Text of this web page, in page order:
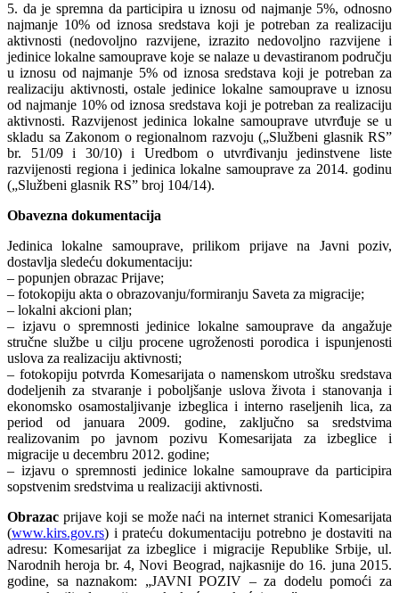
5. da je spremna da participira u iznosu od najmanje 5%, odnosno
najmanje 10% od iznosa sredstava koji je potreban za realizaciju
aktivnosti (nedovoljno razvijene, izrazito nedovoljno razvijene i
jedinice lokalne samouprave koje se nalaze u devastiranom području
u iznosu od najmanje 5% od iznosa sredstava koji je potreban za
realizaciju aktivnosti, ostale jedinice lokalne samouprave u iznosu
od najmanje 10% od iznosa sredstava koji je potreban za realizaciju
aktivnosti. Razvijenost jedinica lokalne samouprave utvrđuje se u
skladu sa Zakonom o regionalnom razvoju („Službeni glasnik RS”
br. 51/09 i 30/10) i Uredbom o utvrđivanju jedinstvene liste
razvijenosti regiona i jedinica lokalne samouprave za 2014. godinu
(„Službeni glasnik RS” broj 104/14).
Obavezna dokumentacija
Jedinica lokalne samouprave, prilikom prijave na Javni poziv,
dostavlja sledeću dokumentaciju:
– popunjen obrazac Prijave;
– fotokopiju akta o obrazovanju/formiranju Saveta za migracije;
– lokalni akcioni plan;
– izjavu o spremnosti jedinice lokalne samouprave da angažuje
stručne službe u cilju procene ugroženosti porodica i ispunjenosti
uslova za realizaciju aktivnosti;
– fotokopiju potvrda Komesarijata o namenskom utrošku sredstava
dodeljenih za stvaranje i poboljšanje uslova života i stanovanja i
ekonomsko osamostaljivanje izbeglica i interno raseljenih lica, za
period od januara 2009. godine, zaključno sa sredstvima
realizovanim po javnom pozivu Komesarijata za izbeglice i
migracije u decembru 2012. godine;
– izjavu o spremnosti jedinice lokalne samouprave da participira
sopstvenim sredstvima u realizaciji aktivnosti.
Obrazac prijave koji se može naći na internet stranici Komesarijata
(www.kirs.gov.rs) i prateću dokumentaciju potrebno je dostaviti na
adresu: Komesarijat za izbeglice i migracije Republike Srbije, ul.
Narodnih heroja br. 4, Novi Beograd, najkasnije do 16. juna 2015.
godine, sa naznakom: „JAVNI POZIV – za dodelu pomoći za